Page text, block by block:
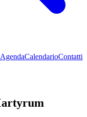
AgendaCalendarioContatti